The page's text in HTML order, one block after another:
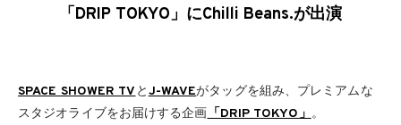
「DRIP TOKYO」にChilli Beans.が出演
SPACE SHOWER TV とJ-WAVEがタッグを組み、プレミアムな
スタジオライブをお届けする企画 「DRIP TOKYO」 。